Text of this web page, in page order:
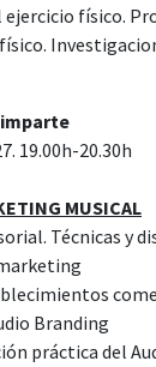
ejercicio físico.
imparte
19.00h-20.30h
MUSICAL
Técnicas y
Branding
práctica del